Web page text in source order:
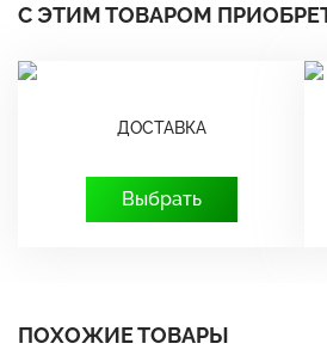
С ЭТИМ ТОВАРОМ
ДОСТАВКА
Выбрать
ПОХОЖИЕ ТОВАРЫ